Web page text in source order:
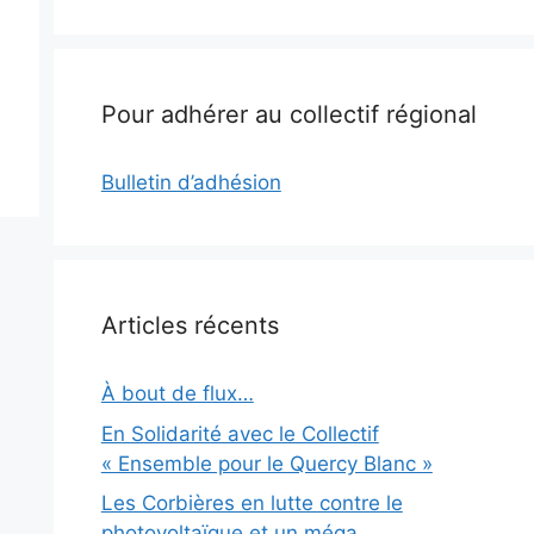
Pour adhérer au collectif régional
Bulletin d’adhésion
Articles récents
À bout de flux…
En Solidarité avec le Collectif
« Ensemble pour le Quercy Blanc »
Les Corbières en lutte contre le